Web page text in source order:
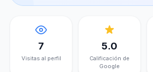
7
Visitas al perfil
5.0
Calificación de
Google